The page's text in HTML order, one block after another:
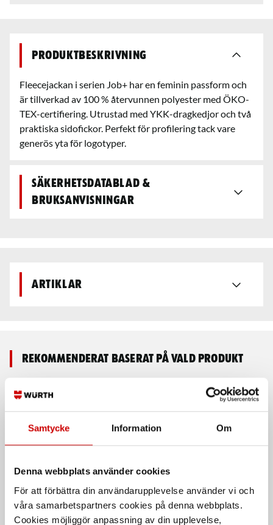
Samtycke Information Om
Denna webbplats använder cookies
För att förbättra din användarupplevelse använder vi och
våra samarbetspartners cookies på denna webbplats.
Cookies möjliggör anpassning av din upplevelse,
Produktbeskrivning
Fleecejackan i serien Job+ har en feminin passform och
är tillverkad av 100 % återvunnen polyester med ÖKO-
TEX-certifiering. Utrustad med YKK-dragkedjor och två
praktiska sidofickor. Perfekt för profilering tack vare
generös yta för logotyper.
Säkerhetsdatablad &
bruksanvisningar
Artiklar
Rekommenderat baserat på vald produkt
Fleecejacka MODYF Job+
Mjuk och varm kvalitet i återvunnen
Softshelljacka MODYF
Stretch X